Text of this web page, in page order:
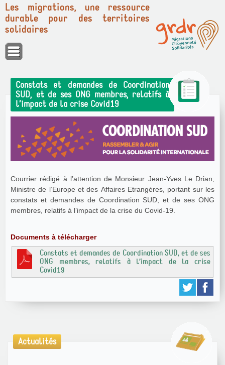
Panneau de gestion des cookies
Les migrations, une ressource
durable pour des territoires
solidaires
Constats et demandes de Coordination
SUD, et de ses ONG membres, relatifs à
l’impact de la crise Covid19
Courrier rédigé à l’attention de Monsieur Jean-Yves Le Drian,
Ministre de l’Europe et des Affaires Etrangères, portant sur les
constats et demandes de Coordination SUD, et de ses ONG
membres, relatifs à l’impact de la crise du Covid-19.
Documents à télécharger
Constats et demandes de Coordination SUD, et de ses
ONG membres, relatifs à l’impact de la crise
Covid19
Actualités